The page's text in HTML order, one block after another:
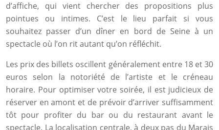
d’affiche, qui vient chercher des propositions plus
pointues ou intimes. C’est le lieu parfait si vous
souhaitez passer d’un dîner en bord de Seine à un
spectacle où l’on rit autant qu’on réfléchit.
Les prix des billets oscillent généralement entre 18 et 30
euros selon la notoriété de l’artiste et le créneau
horaire. Pour optimiser votre soirée, il est judicieux de
réserver en amont et de prévoir d’arriver suffisamment
tôt pour profiter du bar ou du restaurant avant le
spectacle. La localisation centrale, à deux pas du Marais